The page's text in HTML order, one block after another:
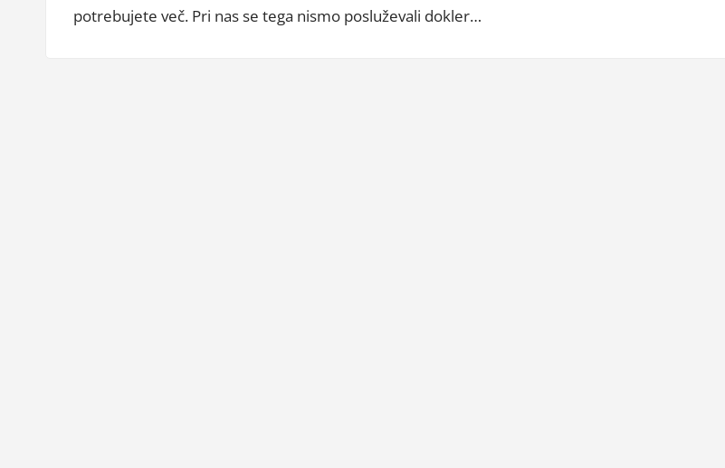
potrebujete več. Pri nas se tega nismo posluževali dokler…